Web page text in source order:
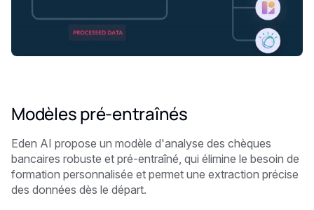
Modèles pré-entraînés
Eden AI propose un modèle d'analyse des chèques
bancaires robuste et pré-entraîné, qui élimine le besoin de
formation personnalisée et permet une extraction précise
des données dès le départ.